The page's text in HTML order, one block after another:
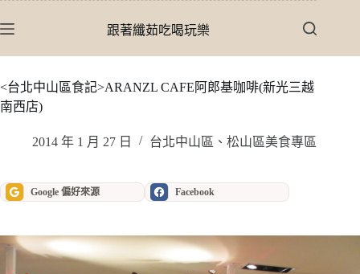
至
內
容
跟著纖茹吃喝玩樂
<台北中山區食記>ARANZL CAFE阿郎基咖啡(新光三越
南西店)
2014 年 1 月 27 日 台北中山區、松山區美食專區
Google 偏好來源 Facebook